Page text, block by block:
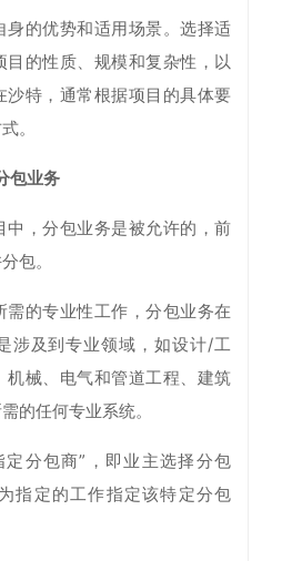
身的优势和适用场景。选择适
目的性质、规模和复杂性，以
沙特，通常根据项目的具体要
。
包业务
中，分包业务是被允许的，前
包。
的专业性工作，分包业务在
涉及到专业领域，如设计/工
机械、电气和管道工程、建筑
的任何专业系统。
分包商”，即业主选择分包
指定的工作指定该特定分包